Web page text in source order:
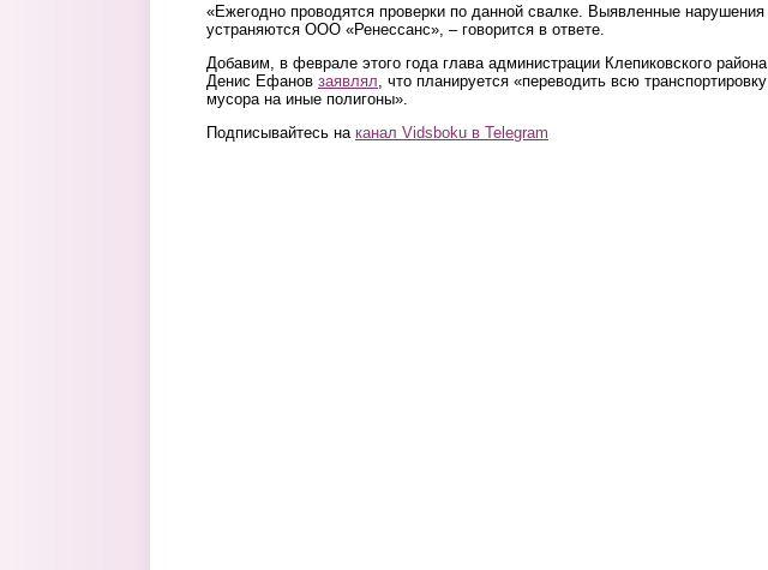
«Ежегодно проводятся проверки по данной свалке. Выявленные нарушения
устраняются ООО «Ренессанс», – говорится в ответе.
Добавим, в феврале этого года глава администрации Клепиковского района
Денис Ефанов заявлял , что планируется «переводить всю транспортировку
мусора на иные полигоны».
Подписывайтесь на канал Vidsboku в Telegram